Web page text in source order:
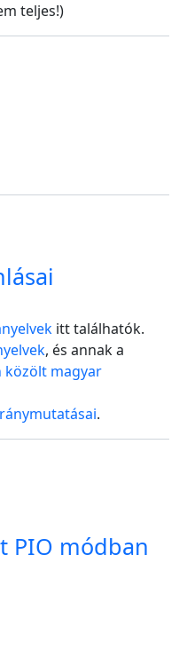
teljes!)
itt találhatók.
, és annak a
közölt magyar
.
PIO módban